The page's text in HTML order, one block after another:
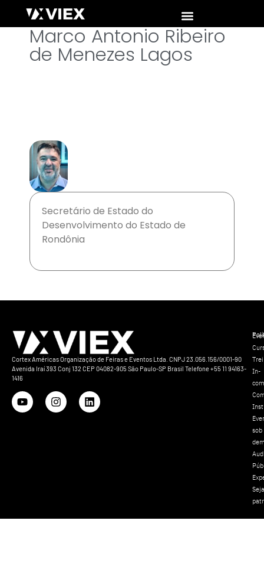
Marco Antonio Ribeiro
de Menezes Lagos
Secretário de Estado do
Desenvolvimento do Estado de
Rondônia
Cortex Américas Organização de Feiras e Eventos Ltda. CNPJ 23.056.156/0001-90
Avenida Iraí 393 Conj 132 CEP 04082-905 São Paulo-SP Brasil Telefone +55 11 94163-
1416
In-
sob